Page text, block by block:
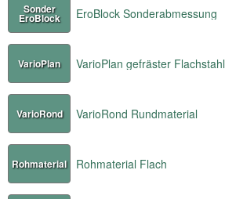
Sonder
EroBlock EroBlock Sonderabmessung
VarioPlan VarioPlan gefräster Flachstahl
VarioRond VarioRond Rundmaterial
Rohmaterial Rohmaterial Flach